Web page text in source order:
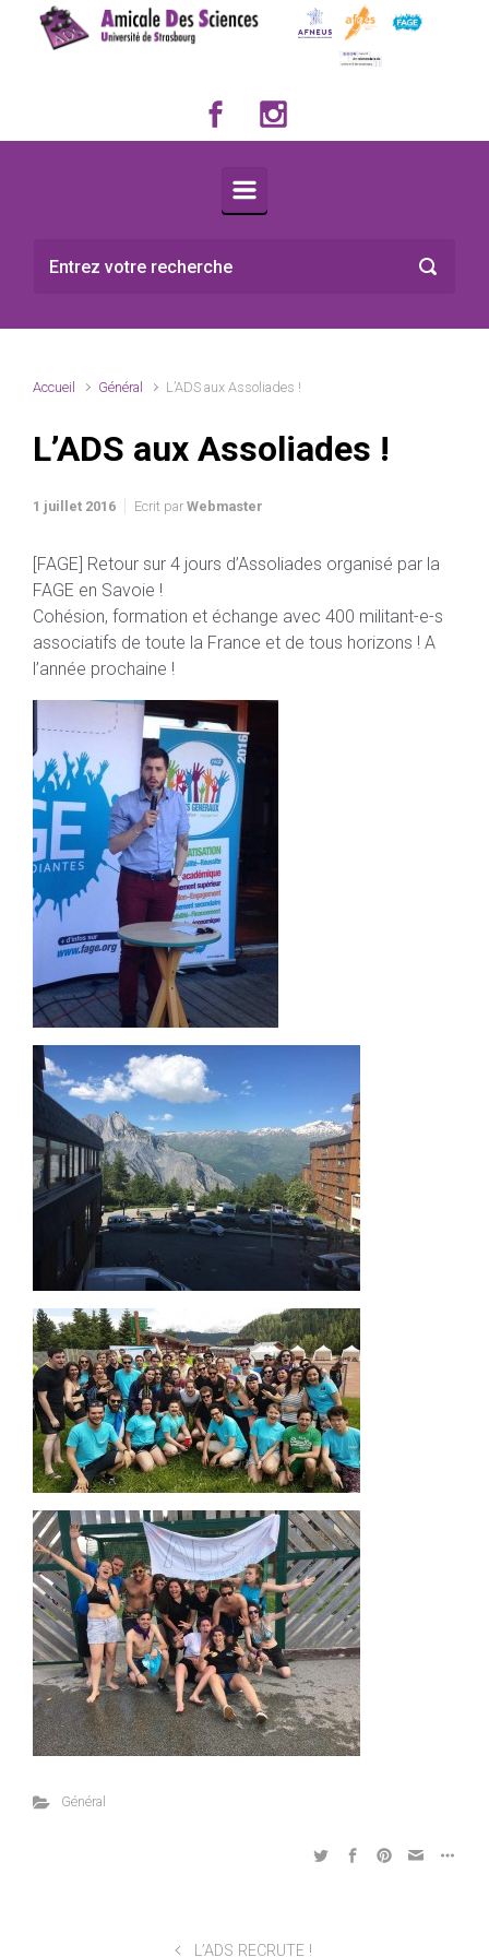
Skip to main content
Accueil Général L’ADS aux Assoliades !
L’ADS aux Assoliades !
1 juillet 2016 Ecrit par Webmaster
[FAGE] Retour sur 4 jours d’Assoliades organisé par la
FAGE en Savoie !
Cohésion, formation et échange avec 400 militant-e-s
associatifs de toute la France et de tous horizons ! A
l’année prochaine !
Général
L’ADS RECRUTE !